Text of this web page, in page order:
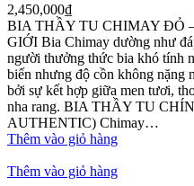
2,450,000₫
BIA THẦY TU CHIMAY ĐỎ
GIỚI Bia Chimay dường như
người thưởng thức bia khó tính
biến nhưng độ cồn không
bởi sự kết hợp giữa men tươi,
nha rang. BIA THẦY TU
AUTHENTIC) Chimay…
Thêm vào giỏ hàng
Thêm vào giỏ hàng